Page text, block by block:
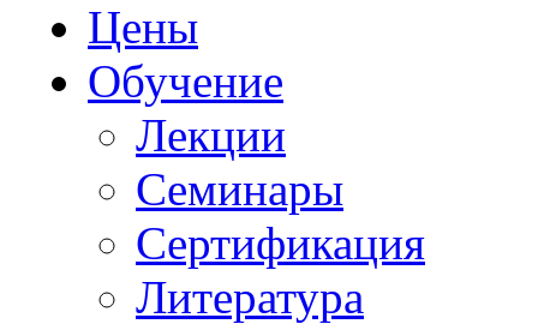
Цены
Обучение
Лекции
Семинары
Сертификация
Литература